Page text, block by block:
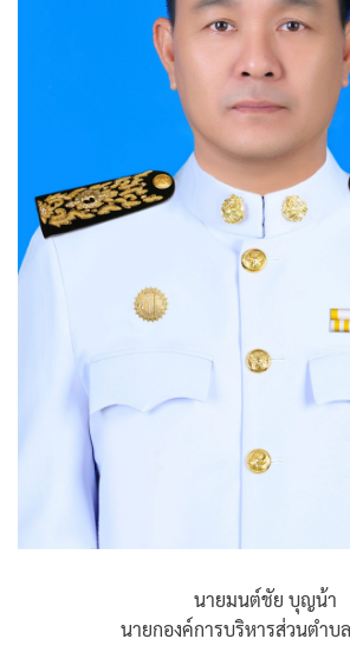
นายมนต์ชัย บุญน้า
นายกองค์การบริหารส่วนตำบ